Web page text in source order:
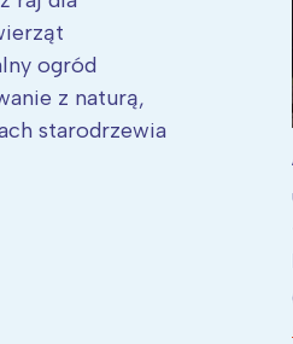
ogród
z naturą,
starodrzewia